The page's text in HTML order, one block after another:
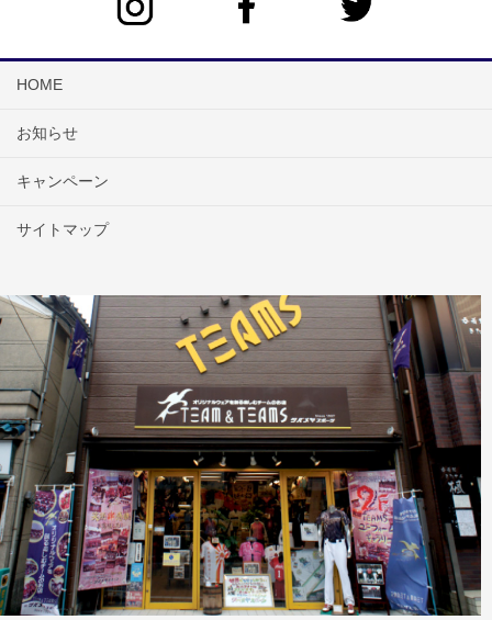
HOME
お知らせ
キャンペーン
サイトマップ